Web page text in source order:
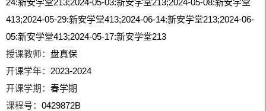
24:新安学堂213;2024-05-03:新安学堂213;2024-05-08:新安学堂
413;2024-05-29:新安学堂413;2024-06-14:新安学堂213;2024-06-
05:新安学堂413;2024-05-17:新安学堂213
授课教师：盘真保
开课学年： 2023-2024
开课学期：春学期
课程号：0429872B